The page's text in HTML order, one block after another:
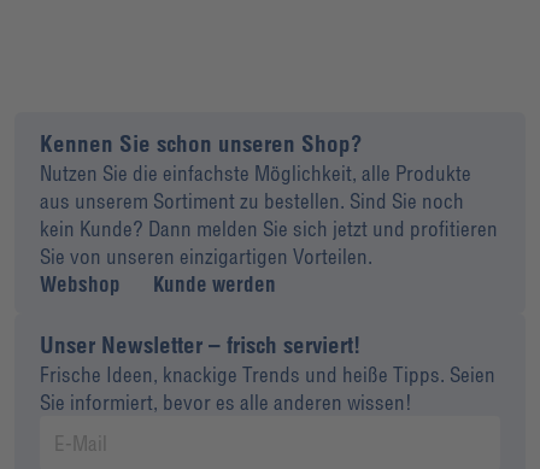
Kennen Sie schon unseren Shop?
Nutzen Sie die einfachste Möglichkeit, alle Produkte
aus unserem Sortiment zu bestellen. Sind Sie noch
kein Kunde? Dann melden Sie sich jetzt und profitieren
Sie von unseren einzigartigen Vorteilen.
Webshop
Kunde werden
Unser Newsletter – frisch serviert!
Frische Ideen, knackige Trends und heiße Tipps. Seien
Sie informiert, bevor es alle anderen wissen!